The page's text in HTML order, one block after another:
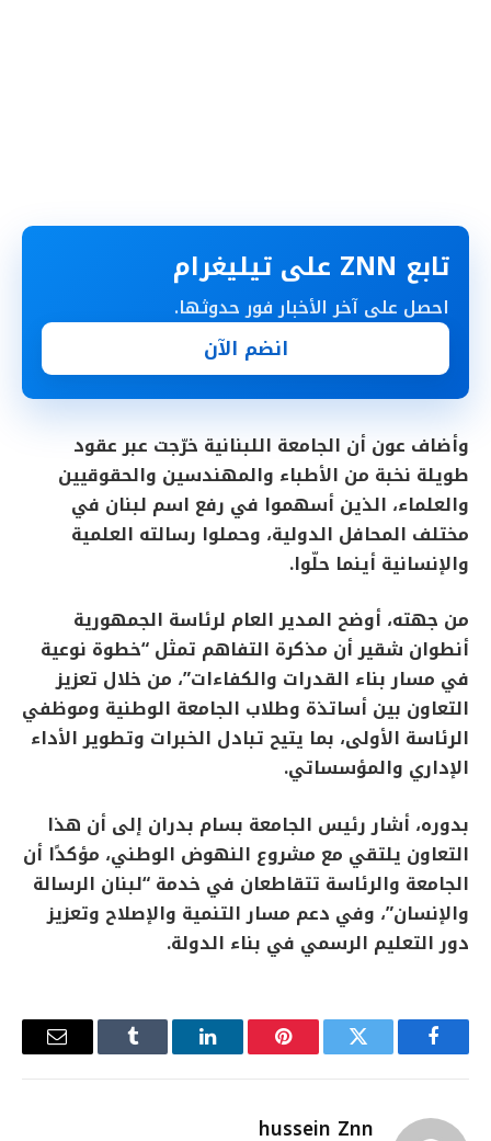
تابع ZNN على تيليغرام
احصل على آخر الأخبار فور حدوثها.
انضم الآن
وأضاف عون أن الجامعة اللبنانية خرّجت عبر عقود
طويلة نخبة من الأطباء والمهندسين والحقوقيين
والعلماء، الذين أسهموا في رفع اسم لبنان في
مختلف المحافل الدولية، وحملوا رسالته العلمية
والإنسانية أينما حلّوا.
من جهته، أوضح المدير العام لرئاسة الجمهورية
أنطوان شقير أن مذكرة التفاهم تمثل “خطوة نوعية
في مسار بناء القدرات والكفاءات”، من خلال تعزيز
التعاون بين أساتذة وطلاب الجامعة الوطنية وموظفي
الرئاسة الأولى، بما يتيح تبادل الخبرات وتطوير الأداء
الإداري والمؤسساتي.
بدوره، أشار رئيس الجامعة بسام بدران إلى أن هذا
التعاون يلتقي مع مشروع النهوض الوطني، مؤكدًا أن
الجامعة والرئاسة تتقاطعان في خدمة “لبنان الرسالة
والإنسان”، وفي دعم مسار التنمية والإصلاح وتعزيز
دور التعليم الرسمي في بناء الدولة.
فيسبوك تويتر بينتيريستلينكدإن Tumblr
البريد
hussein Znn